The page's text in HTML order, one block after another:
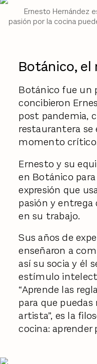
Ernesto Hernández
pasión por la cocina
Botánico,
Botánico fue un
concibieron
post pandemia,
restaurantera
momento
Ernesto y su
en Botánico
expresión que
pasión y
en su trabajo.
Sus años de
enseñaron a
así su socia y él
estímulo
“Aprende las
para que
artista”, es la
cocina: aprender